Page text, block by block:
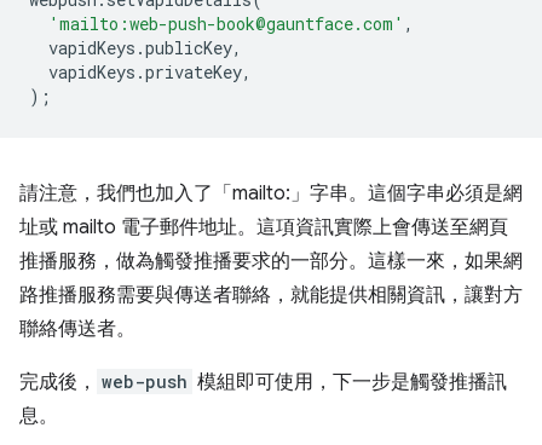
'mailto:web-push-book@gauntface.com' ,
vapidKeys .publicKey,
vapidKeys .privateKey,
);
請注意，我們也加入了「mailto:」字串。這個字串必須是網
址或 mailto 電子郵件地址。這項資訊實際上會傳送至網頁
推播服務，做為觸發推播要求的一部分。這樣一來，如果網
路推播服務需要與傳送者聯絡，就能提供相關資訊，讓對方
聯絡傳送者。
完成後， web-push 模組即可使用，下一步是觸發推播訊
息。